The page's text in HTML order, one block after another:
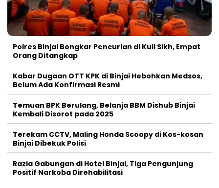
Polres Binjai Bongkar Pencurian di Kuil Sikh, Empat
Orang Ditangkap
Kabar Dugaan OTT KPK di Binjai Hebohkan Medsos,
Belum Ada Konfirmasi Resmi
Temuan BPK Berulang, Belanja BBM Dishub Binjai
Kembali Disorot pada 2025
Terekam CCTV, Maling Honda Scoopy di Kos-kosan
Binjai Dibekuk Polisi
Razia Gabungan di Hotel Binjai, Tiga Pengunjung
Positif Narkoba Direhabilitasi